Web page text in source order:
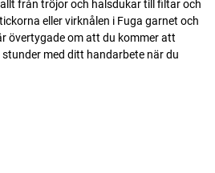
från tröjor och halsdukar till filtar och
eller virknålen i Fuga garnet och
övertygade om att du kommer att
med ditt handarbete när du